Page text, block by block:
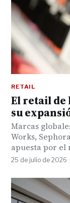
RETAIL
El retail de
su
Marcas
Works,
apuesta por el
25 de julio de 2026